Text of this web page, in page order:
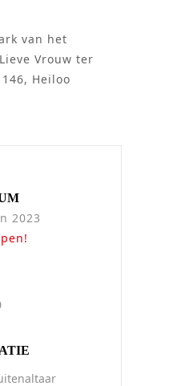
van het
Vrouw ter
Heiloo
2023